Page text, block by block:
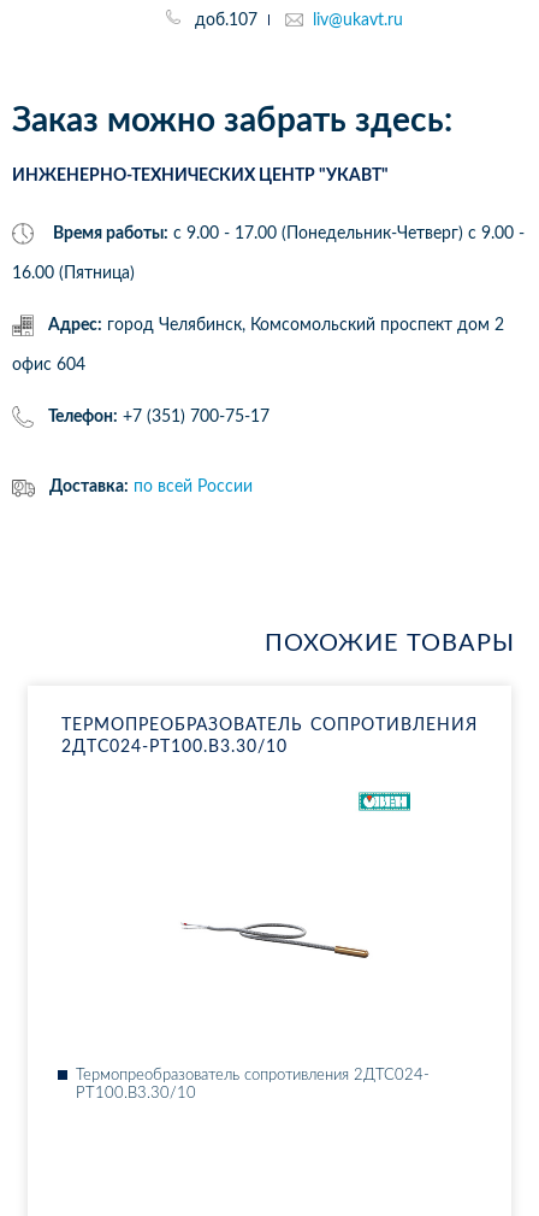
доб.107 liv@ukavt.ru
Заказ можно забрать здесь:
ИНЖЕНЕРНО-ТЕХНИЧЕСКИХ ЦЕНТР "УКАВТ"
Время работы: с 9.00 - 17.00 (Понедельник-Четверг) c 9.00 -
16.00 (Пятница)
Адрес: город Челябинск, Комсомольский проспект дом 2
офис 604
Телефон: +7 (351) 700-75-17
Доставка: по всей России
ПОХОЖИЕ ТОВАРЫ
ТЕР­МО­ПРЕ­ОБ­РА­ЗО­ВА­ТЕЛЬ СО­ПРО­ТИВ­ЛЕ­НИЯ
2ДТ­С024-РТ100.В3.30/10
Тер­мо­пре­об­ра­зо­ва­тель со­про­тив­ле­ния 2ДТ­С024-
РТ100.В3.30/10